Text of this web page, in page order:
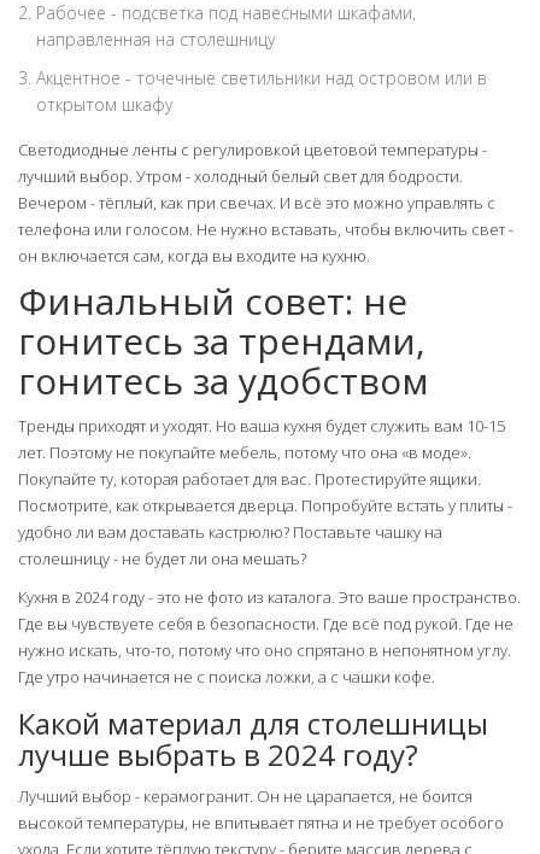
Рабочее - подсветка под навесными шкафами,
направленная на столешницу
Акцентное - точечные светильники над островом или в
открытом шкафу
Светодиодные ленты с регулировкой цветовой температуры -
лучший выбор. Утром - холодный белый свет для бодрости.
Вечером - тёплый, как при свечах. И всё это можно управлять с
телефона или голосом. Не нужно вставать, чтобы включить свет -
он включается сам, когда вы входите на кухню.
Финальный совет: не
гонитесь за трендами,
гонитесь за удобством
Тренды приходят и уходят. Но ваша кухня будет служить вам 10-15
лет. Поэтому не покупайте мебель, потому что она «в моде».
Покупайте ту, которая работает для вас. Протестируйте ящики.
Посмотрите, как открывается дверца. Попробуйте встать у плиты -
удобно ли вам доставать кастрюлю? Поставьте чашку на
столешницу - не будет ли она мешать?
Кухня в 2024 году - это не фото из каталога. Это ваше пространство.
Где вы чувствуете себя в безопасности. Где всё под рукой. Где не
нужно искать, что-то, потому что оно спрятано в непонятном углу.
Где утро начинается не с поиска ложки, а с чашки кофе.
Какой материал для столешницы
лучше выбрать в 2024 году?
Лучший выбор - керамогранит. Он не царапается, не боится
высокой температуры, не впитывает пятна и не требует особого
ухода. Если хотите тёплую текстуру - берите массив дерева с